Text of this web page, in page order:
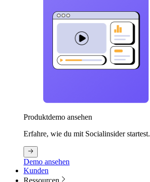
Produktdemo ansehen
Erfahre, wie du mit Socialinsider startest.
Demo ansehen
Kunden
Ressourcen